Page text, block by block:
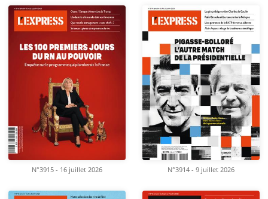
N°3915 - 16 juillet 2026 N°3914 - 9 juillet 2026